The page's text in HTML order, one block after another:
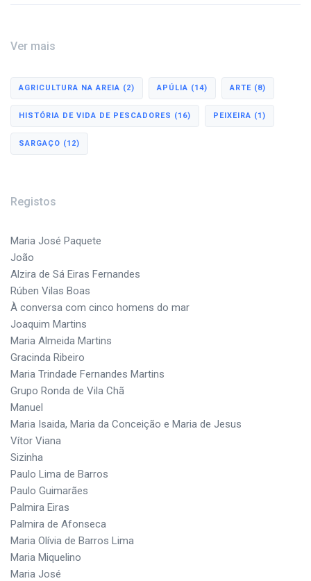
Ver mais
AGRICULTURA NA AREIA (2) APÚLIA (14) ARTE (8)
HISTÓRIA DE VIDA DE PESCADORES (16) PEIXEIRA (1)
SARGAÇO (12)
Registos
Maria José Paquete
João
Alzira de Sá Eiras Fernandes
Rúben Vilas Boas
À conversa com cinco homens do mar
Joaquim Martins
Maria Almeida Martins
Gracinda Ribeiro
Maria Trindade Fernandes Martins
Grupo Ronda de Vila Chã
Manuel
Maria Isaida, Maria da Conceição e Maria de Jesus
Vítor Viana
Sizinha
Paulo Lima de Barros
Paulo Guimarães
Palmira Eiras
Palmira de Afonseca
Maria Olívia de Barros Lima
Maria Miquelino
Maria José